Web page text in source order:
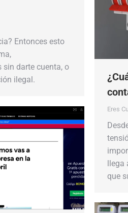
Entonces esto
darte cuenta, o
ilegal.
Eres
llega
que